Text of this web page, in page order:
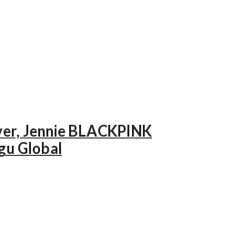
Jennie BLACKPINK
Global